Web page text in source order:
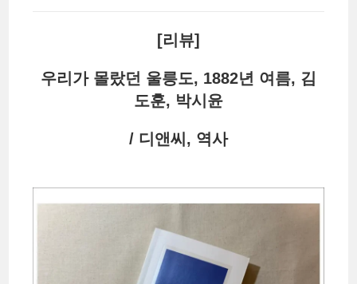
[리뷰]
우리가 몰랐던 울릉도, 1882년 여름, 김
도훈, 박시윤
/ 디앤씨, 역사